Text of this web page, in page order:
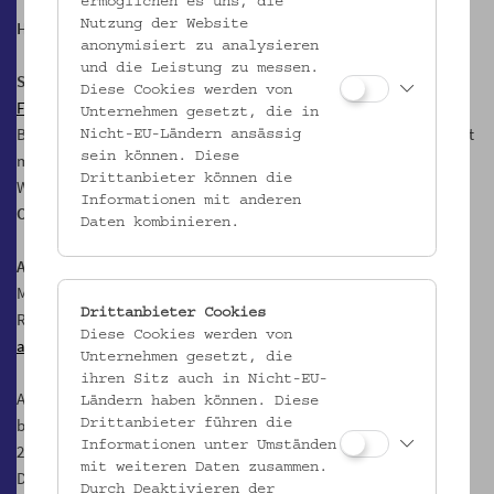
Highlights der Residency
Studio Visit im Kollektiv Kaorle
Fr, 10.4.
undSa, 11.4.2026, 16 bis 19 Uhr
Bogdana Kosmina öffnet ihr Atelier und gibt Einblicke in ihre Arbeit
mit dem Atlas, aktuelle Recherchen und Projekte zum
Wiederaufbau.
Ort
: Kollektiv Kaorle, Otto Wagner Areal, Pavillon 21
Ausstellung
MAGAZIN. Space for Contemporary Architecture x,
Rembrandtstraße 14/1A, 1020 Wien
architektur-im-magazin.at
Atlas Vernacular Hardcore ist ein kollaboratives Unterfangen, das
bereits im ukrainischen Pavillon der Architektur-Biennale Venedig
2025 präsentiert wurde. In Wien wird das Projekt fortgesetzt – als
Dialog über traditionelle Hausformen, grassroots-Initiativen und
Nutzung der Website
anonymisiert zu analysieren
und die Leistung zu messen.
Diese Cookies werden von
Unternehmen gesetzt, die in
Nicht-EU-Ländern ansässig
sein können. Diese
Drittanbieter können die
Informationen mit anderen
Daten kombinieren.
Drittanbieter Cookies
Diese Cookies werden von
Unternehmen gesetzt, die
ihren Sitz auch in Nicht-EU-
Ländern haben können. Diese
Drittanbieter führen die
Informationen unter Umständen
mit weiteren Daten zusammen.
Durch Deaktivieren der